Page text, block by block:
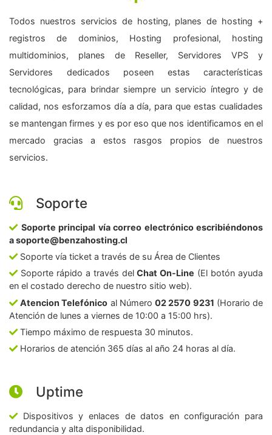
Todos nuestros servicios de hosting, planes de hosting +
registros de dominios, Hosting profesional, hosting
multidominios, planes de Reseller, Servidores VPS y
Servidores dedicados poseen estas características
tecnológicas, para brindar siempre un servicio íntegro y de
calidad, nos esforzamos día a día, para que estas cualidades
se mantengan firmes y es por eso que nos identificamos en el
mercado gracias a estos rasgos propios de nuestros
servicios.
Soporte
Soporte principal vía correo electrónico escribiéndonos
a soporte@benzahosting.cl
Soporte vía ticket a través de su Área de Clientes
Soporte rápido a través delChat On-Line (El botón ayuda
en el costado derecho de nuestro sitio web).
Atencion Telefónico al Número02 2570 9231 (Horario de
Atención de lunes a viernes de 10:00 a 15:00 hrs).
Tiempo máximo de respuesta 30 minutos.
Horarios de atención 365 días al año 24 horas al día.
Uptime
Dispositivos y enlaces de datos en configuración para
redundancia y alta disponibilidad.